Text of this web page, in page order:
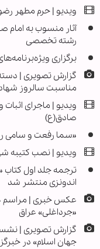
ویدیو | حرم مطهر
رشته تخصصی
برگزاری ویژه‌برنامه‌های
گزارش تصویری |
مناسبت سالروز
ویدیو | ماجرای
صادق(ع)
«سما رفعت و سامی
ویدیو | نصب کتیبه
ترجمه جلد اول کتاب
اندونزی منتشر شد
عکس خبری | مراسم
«جرداغلی» عراق
گزارش تصویری |
جهان اسلام» در